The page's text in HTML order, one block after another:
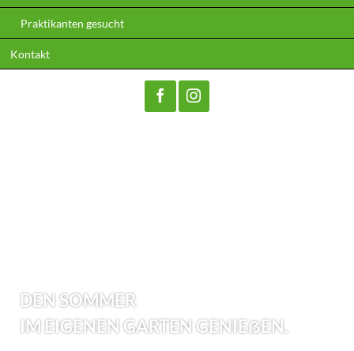
Praktikanten gesucht
Kontakt
DEN SOMMER
IM EIGENEN GARTEN GENIEẞEN.